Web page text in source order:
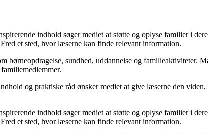
indhold søger mediet at støtte og oplyse familier i
et sted, hvor læserne kan finde relevant information.
sundhed, uddannelse og familieaktiviteter.
og praktiske råd ønsker mediet at give læserne den
indhold søger mediet at støtte og oplyse familier i
et sted, hvor læserne kan finde relevant information.